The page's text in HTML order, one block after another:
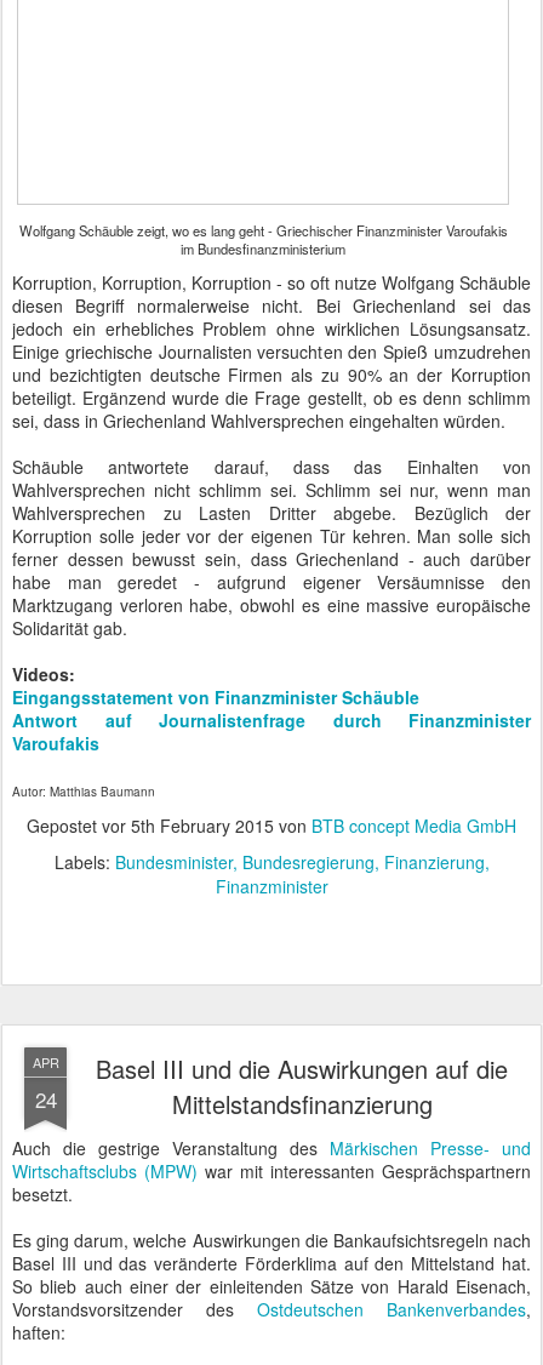
Wolfgang Schäuble zeigt, wo es lang geht - Griechischer Finanzminister Varoufakis
im Bundesfinanzministerium
Korruption, Korruption, Korruption - so oft nutze Wolfgang Schäuble
diesen Begriff normalerweise nicht. Bei Griechenland sei das
jedoch ein erhebliches Problem ohne wirklichen Lösungsansatz.
Einige griechische Journalisten versuchten den Spieß umzudrehen
und bezichtigten deutsche Firmen als zu 90% an der Korruption
beteiligt. Ergänzend wurde die Frage gestellt, ob es denn schlimm
sei, dass in Griechenland Wahlversprechen eingehalten würden.
Schäuble antwortete darauf, dass das Einhalten von
Wahlversprechen nicht schlimm sei. Schlimm sei nur, wenn man
Wahlversprechen zu Lasten Dritter abgebe. Bezüglich der
Korruption solle jeder vor der eigenen Tür kehren. Man solle sich
ferner dessen bewusst sein, dass Griechenland - auch darüber
habe man geredet - aufgrund eigener Versäumnisse den
Marktzugang verloren habe, obwohl es eine massive europäische
Solidarität gab.
Videos:
Eingangsstatement von Finanzminister Schäuble
Antwort auf Journalistenfrage durch Finanzminister
Varoufakis
Autor: Matthias Baumann
Gepostet vor 5th February 2015 von BTB concept Media GmbH
Labels: Bundesminister Bundesregierung Finanzierung
Finanzminister
APR
24
Basel III und die Auswirkungen auf die
Mittelstandsfinanzierung
Auch die gestrige Veranstaltung des Märkischen Presse- und
Wirtschaftsclubs (MPW) war mit interessanten Gesprächspartnern
besetzt.
Es ging darum, welche Auswirkungen die Bankaufsichtsregeln nach
Basel III und das veränderte Förderklima auf den Mittelstand hat.
So blieb auch einer der einleitenden Sätze von Harald Eisenach,
Vorstandsvorsitzender des Ostdeutschen Bankenverbandes,
haften: